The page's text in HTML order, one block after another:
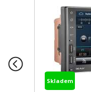
Skladem